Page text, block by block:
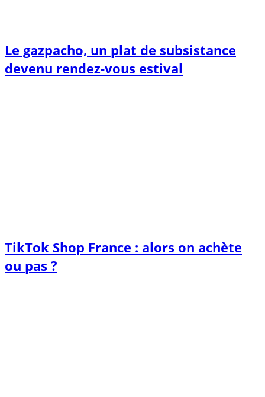
Le gazpacho, un plat de subsistance
devenu rendez-vous estival
TikTok Shop France : alors on achète
ou pas ?